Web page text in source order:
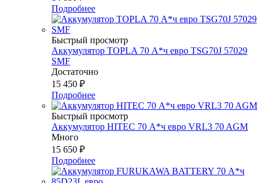
Подробнее
Быстрый просмотр
Аккумулятор TOPLA 70 А*ч евро TSG70J 57029
SMF
Достаточно
15 450 ₽
Подробнее
Быстрый просмотр
Аккумулятор HITEC 70 А*ч евро VRL3 70 AGM
Много
15 650 ₽
Подробнее